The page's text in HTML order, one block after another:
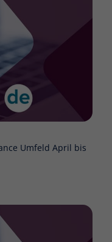
Umfeld April bis